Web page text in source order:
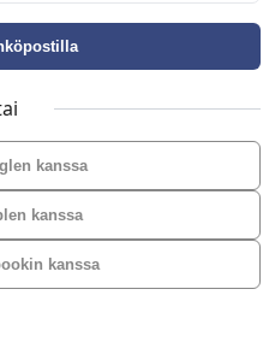
kanssa
kanssa
kanssa